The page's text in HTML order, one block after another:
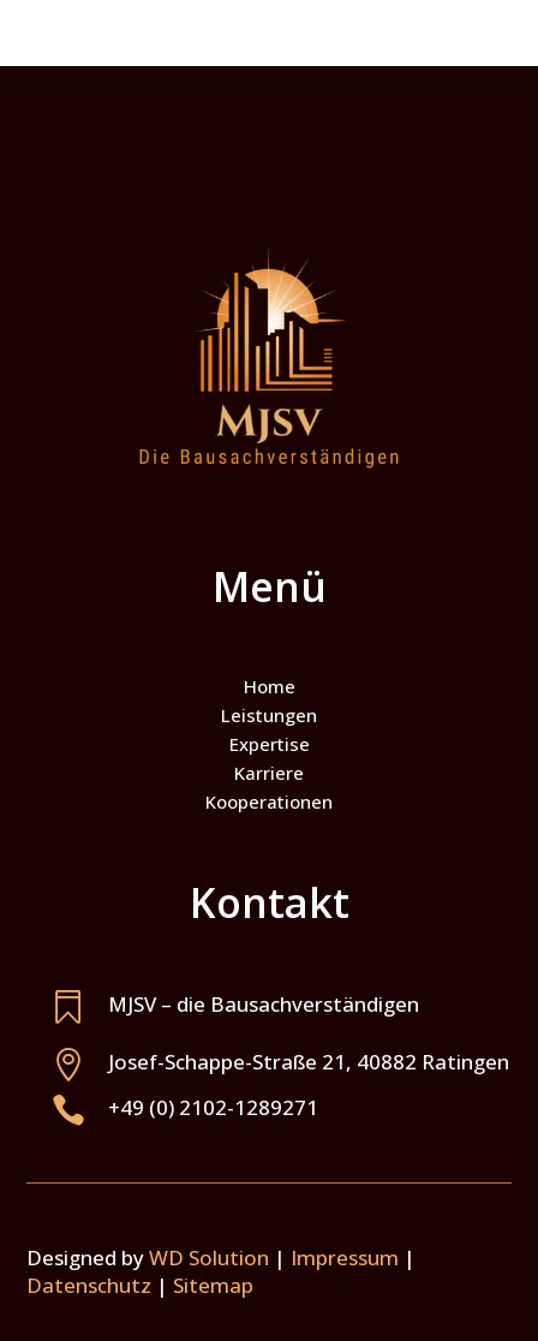
Menü
Home
Leistungen
Expertise
Karriere
Kooperationen
Kontakt
 MJSV – die Bausachverständigen
 Josef-Schappe-Straße 21, 40882 Ratingen
 +49 (0) 2102-1289271
Designed byWD Solution | Impressum |
Datenschutz | Sitemap